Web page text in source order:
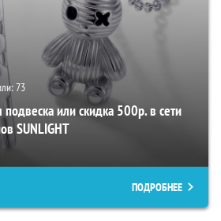
73
или скидка 500р. в сети
SUNLIGHT
ПОДРОБНЕЕ